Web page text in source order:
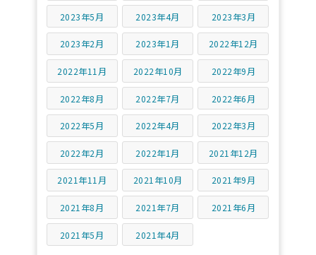
2023年5月 2023年4月 2023年3月
2023年2月 2023年1月 2022年12月
2022年11月 2022年10月 2022年9月
2022年8月 2022年7月 2022年6月
2022年5月 2022年4月 2022年3月
2022年2月 2022年1月 2021年12月
2021年11月 2021年10月 2021年9月
2021年8月 2021年7月 2021年6月
2021年5月 2021年4月